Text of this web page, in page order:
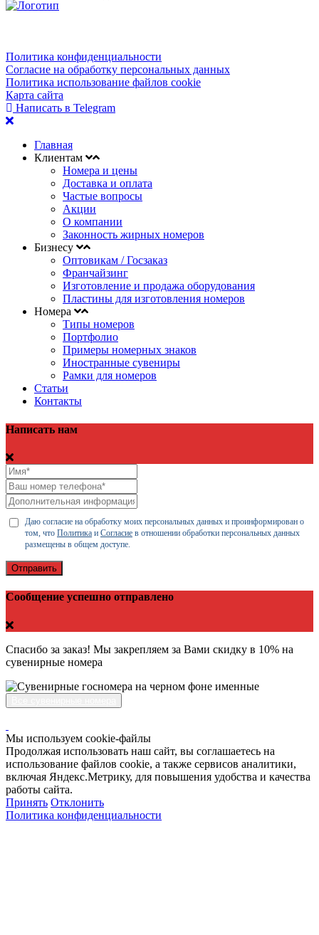
Политика конфиденциальности
Согласие на обработку персональных данных
Политика использование файлов cookie
Карта сайта
Написать в Telegram
Главная
Клиентам
Номера и цены
Доставка и оплата
Частые вопросы
Акции
О компании
Законность жирных номеров
Бизнесу
Оптовикам / Госзаказ
Франчайзинг
Изготовление и продажа оборудования
Пластины для изготовления номеров
Номера
Типы номеров
Портфолио
Примеры номерных знаков
Иностранные сувениры
Рамки для номеров
Статьи
Контакты
Написать нам
Даю согласие на обработку моих персональных данных и проинформирован о
том, что Политика и Согласие в отношении обработки персональных данных
размещены в общем доступе.
Отправить
Сообщение успешно отправлено
Спасибо за заказ! Мы закрепляем за Вами скидку в 10% на
сувенирные номера
Мы используем cookie-файлы
Продолжая использовать наш сайт, вы соглашаетесь на
использование файлов cookie, а также сервисов аналитики,
включая Яндекс.Метрику, для повышения удобства и качества
работы сайта.
Принять Отклонить
Политика конфиденциальности